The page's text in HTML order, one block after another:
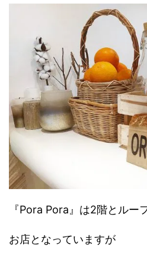
『Pora Pora』は2階とルー
お店となっていますが